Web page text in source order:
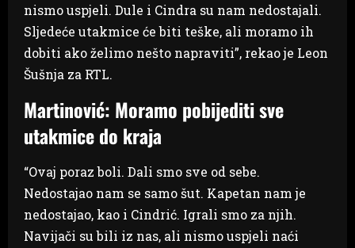
nismo uspjeli. Dule i Cindra su nam nedostajali.
Sljedeće utakmice će biti teške, ali moramo ih
dobiti ako želimo nešto napraviti”, rekao je Leon
Šušnja za RTL.
Martinović: Moramo pobijediti sve
utakmice do kraja
“Ovaj poraz boli. Dali smo sve od sebe.
Nedostajao nam se samo šut. Kapetan nam je
nedostajao, kao i Cindrić. Igrali smo za njih.
Navijači su bili iz nas, ali nismo uspjeli naći